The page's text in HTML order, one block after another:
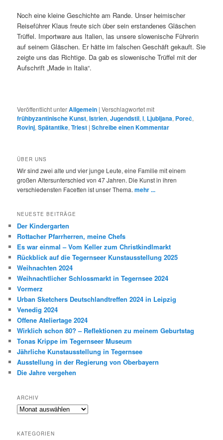
Noch eine kleine Geschichte am Rande. Unser heimischer
Reiseführer Klaus freute sich über sein erstandenes Gläschen
Trüffel. Importware aus Italien, las unsere slowenische Führerin
auf seinem Gläschen. Er hätte im falschen Geschäft gekauft. Sie
zeigte uns das Richtige. Da gab es slowenische Trüffel mit der
Aufschrift „Made in Italia“.
Veröffentlicht unterAllgemein |Verschlagwortet mit
frühbyzantinische Kunst,Istrien,Jugendstil,l, Ljubljana, Poreč,
Rovinj,Spätantike,Triest |Schreibe einen Kommentar
ÜBER UNS
Wir sind zwei alte und vier junge Leute, eine Familie mit einem
großen Altersunterschied von 47 Jahren. Die Kunst in ihren
verschiedensten Facetten ist unser Thema.mehr ...
NEUESTE BEITRÄGE
Der Kindergarten
Rottacher Pfarrherren, meine Chefs
Es war einmal – Vom Keller zum Christkindlmarkt
Rückblick auf die Tegernseer Kunstausstellung 2025
Weihnachten 2024
Weihnachtlicher Schlossmarkt in Tegernsee 2024
Vormerz
Urban Sketchers Deutschlandtreffen 2024 in Leipzig
Venedig 2024
Offene Ateliertage 2024
Wirklich schon 80? – Reflektionen zu meinem Geburtstag
Tonas Krippe im Tegernseer Museum
Jährliche Kunstausstellung in Tegernsee
Ausstellung in der Regierung von Oberbayern
Die Jahre vergehen
ARCHIV
Archiv
KATEGORIEN